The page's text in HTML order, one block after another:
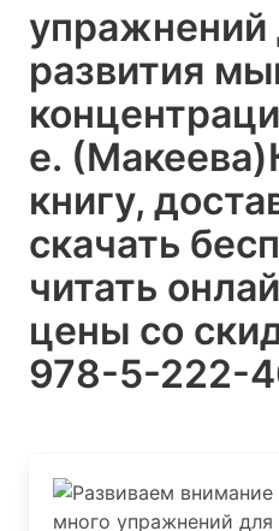
упражнений
развития
е. (Макеева)
книгу,
скачать
читать
цены со
978-5-222-